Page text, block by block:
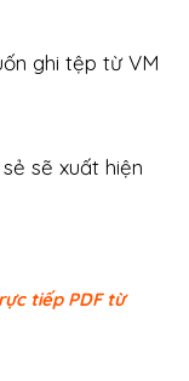
ghi tệp từ VM
sẽ xuất hiện
tiếp PDF từ